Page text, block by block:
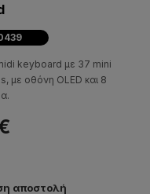
keyboard με 37 mini
με οθόνη OLED και 8
αποστολή